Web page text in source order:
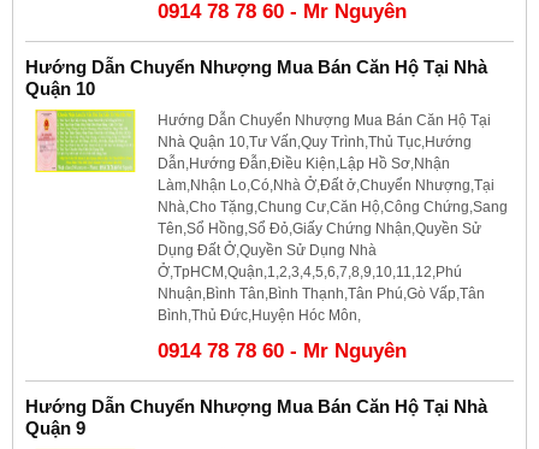
0914 78 78 60 - Mr Nguyên
Hướng Dẫn Chuyển Nhượng Mua Bán Căn Hộ Tại Nhà
Quận 10
Hướng Dẫn Chuyển Nhượng Mua Bán Căn Hộ Tại
Nhà Quận 10,Tư Vấn,Quy Trình,Thủ Tục,Hướng
Dẫn,Hướng Đẫn,Điều Kiện,Lập Hồ Sơ,Nhận
Làm,Nhận Lo,Có,Nhà Ở,Đất ở,Chuyển Nhượng,Tại
Nhà,Cho Tặng,Chung Cư,Căn Hộ,Công Chứng,Sang
Tên,Sổ Hồng,Sổ Đỏ,Giấy Chứng Nhận,Quyền Sử
Dụng Đất Ở,Quyền Sử Dụng Nhà
Ở,TpHCM,Quận,1,2,3,4,5,6,7,8,9,10,11,12,Phú
Nhuận,Bình Tân,Bình Thạnh,Tân Phú,Gò Vấp,Tân
Bình,Thủ Đức,Huyện Hóc Môn,
0914 78 78 60 - Mr Nguyên
Hướng Dẫn Chuyển Nhượng Mua Bán Căn Hộ Tại Nhà
Quận 9